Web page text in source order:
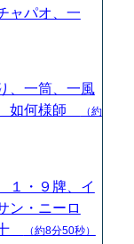
ャパオ、一
、一筒、一風
如何様師
（約
１・９牌、イ
ン・ニーロ
（約8分50秒）